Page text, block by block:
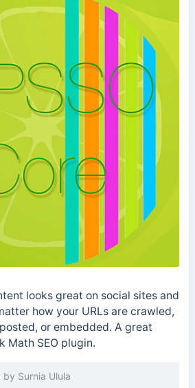
looks great on social sites and
how your URLs are crawled,
or embedded. A great
Math SEO plugin.
Surnia Ulula